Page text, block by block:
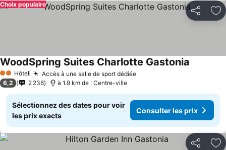
Partager
Choix populaire
2 Étoiles
Hôtel Accès à une salle de sport dédiée
WoodSpring Suites Charlotte Gastonia
6,2 2 236 à 1.9 km de : Centre-ville
Sélectionnez des dates pour voir
les prix exacts
Consulter les prix
Partager